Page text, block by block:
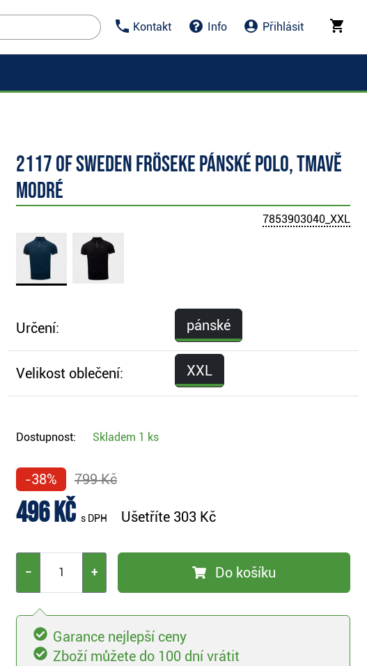
Kontakt Info Přihlásit
2117 of Sweden Fröseke pánské polo, tmavě
modré
7853903040_XXL
Určení: pánské
Velikost oblečení: XXL
Dostupnost: Skladem 1 ks
-38% 799 Kč
496 Kč s DPH Ušetříte 303 Kč
− + Do košíku
Garance nejlepší ceny
Zboží můžete do 100 dní vrátit